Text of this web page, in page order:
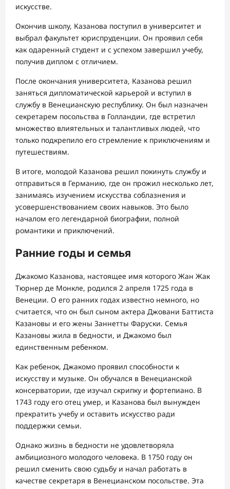
искусстве.
Окончив школу, Казанова поступил в университет и
выбрал факультет юриспруденции. Он проявил себя
как одаренный студент и с успехом завершил учебу,
получив диплом с отличием.
После окончания университета, Казанова решил
заняться дипломатической карьерой и вступил в
службу в Венецианскую республику. Он был назначен
секретарем посольства в Голландии, где встретил
множество влиятельных и талантливых людей, что
только подкрепило его стремление к приключениям и
путешествиям.
В итоге, молодой Казанова решил покинуть службу и
отправиться в Германию, где он прожил несколько лет,
занимаясь изучением искусства соблазнения и
усовершенствованием своих навыков. Это было
началом его легендарной биографии, полной
романтики и приключений.
Ранние годы и семья
Джакомо Казанова, настоящее имя которого Жан Жак
Тюрнер де Монкле, родился 2 апреля 1725 года в
Венеции. О его ранних годах известно немного, но
считается, что он был сыном актера Джовани Баттиста
Казановы и его жены Заннетты Фаруски. Семья
Казановы жила в бедности, и Джакомо был
единственным ребенком.
Как ребенок, Джакомо проявил способности к
искусству и музыке. Он обучался в Венецианской
консерватории, где изучал скрипку и фортепиано. В
1743 году его отец умер, и Казанова был вынужден
прекратить учебу и оставить искусство ради
поддержки семьи.
Однако жизнь в бедности не удовлетворяла
амбициозного молодого человека. В 1750 году он
решил сменить свою судьбу и начал работать в
качестве секретаря в Венецианском посольстве. Эта